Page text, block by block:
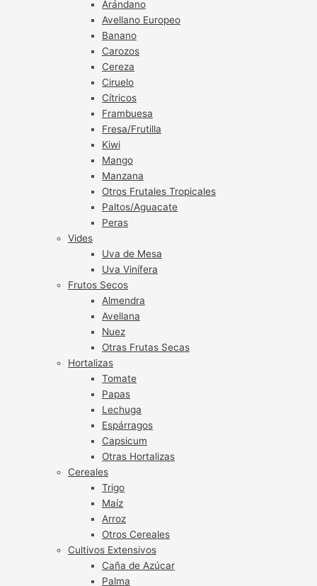
Arándano
Avellano Europeo
Banano
Carozos
Cereza
Ciruelo
Cítricos
Frambuesa
Fresa/Frutilla
Kiwi
Mango
Manzana
Otros Frutales Tropicales
Paltos/Aguacate
Peras
Vides
Uva de Mesa
Uva Vinífera
Frutos Secos
Almendra
Avellana
Nuez
Otras Frutas Secas
Hortalizas
Tomate
Papas
Lechuga
Espárragos
Capsicum
Otras Hortalizas
Cereales
Trigo
Maíz
Arroz
Otros Cereales
Cultivos Extensivos
Caña de Azúcar
Palma